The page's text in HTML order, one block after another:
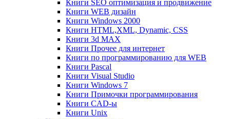
Книги SEO оптимизация и продвижение
Книги WEB дизайн
Книги Windows 2000
Книги HTML,XML, Dynamic, CSS
Книги 3d MAX
Книги Прочее для интернет
Книги по программированию для WEB
Книги Pascal
Книги Visual Studio
Книги Windows 7
Книги Примочки программирования
Книги CAD-ы
Книги Unix